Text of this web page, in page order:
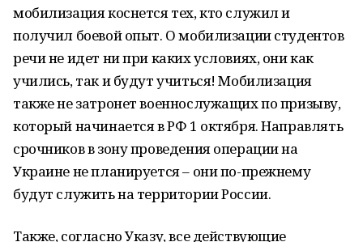
мобилизация коснется тех, кто служил и
получил боевой опыт. О мобилизации студентов
речи не идет ни при каких условиях, они как
учились, так и будут учиться! Мобилизация
также не затронет военнослужащих по призыву,
который начинается в РФ 1 октября. Направлять
срочников в зону проведения операции на
Украине не планируется – они по-прежнему
будут служить на территории России.
Также, согласно Указу, все действующие